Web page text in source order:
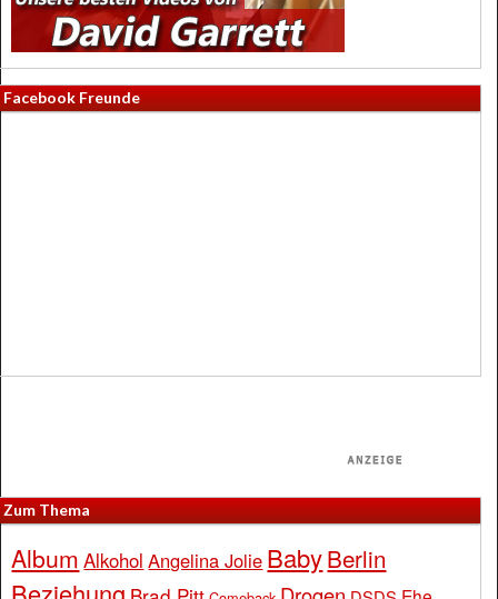
Facebook Freunde
Zum Thema
Album Alkohol Angelina Jolie BabyBerlin